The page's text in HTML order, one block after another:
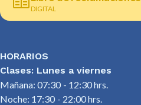
DIGITAL
HORARIOS
Clases: Lunes a viernes
Mañana: 07:30 - 12:30 hrs.
Noche: 17:30 - 22:00 hrs.